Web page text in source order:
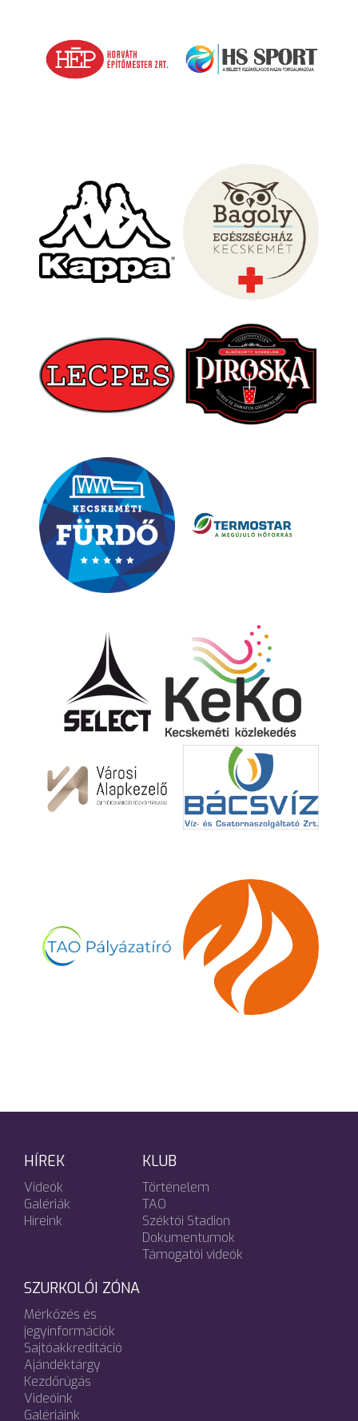
HÍREK
Videók
Galériák
Híreink
KLUB
Történelem
TAO
Széktói Stadion
Dokumentumok
Támogatói videók
SZURKOLÓI ZÓNA
Mérkőzés és
jegyinformációk
Sajtóakkreditáció
Ajándéktárgy
Kezdőrúgás
Videóink
Galériáink